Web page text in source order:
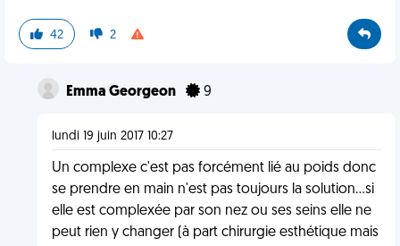
42 2
Emma Georgeon 9
lundi 19 juin 2017 10:27
Un complexe c'est pas forcément lié au poids donc
se prendre en main n'est pas toujours la solution...si
elle est complexée par son nez ou ses seins elle ne
peut rien y changer (à part chirurgie esthétique mais